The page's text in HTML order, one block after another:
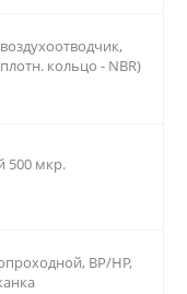
кольцо - NBR)
500 мкр.
ВР/НР,